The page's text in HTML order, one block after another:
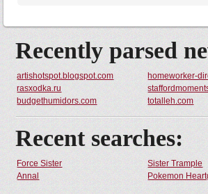
Recently parsed
artishotspot.blogspot.com homeworker-
rasxodka.ru
budgethumidors.com
totalleh.com
Recent searches:
Force Sister Sister Trample
Annal
Pokemon